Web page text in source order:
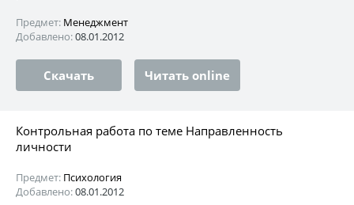
Предмет: Менеджмент
Добавлено:08.01.2012
Скачать Читать online
Контрольная работа по теме Направленность
личности
Предмет: Психология
Добавлено:08.01.2012